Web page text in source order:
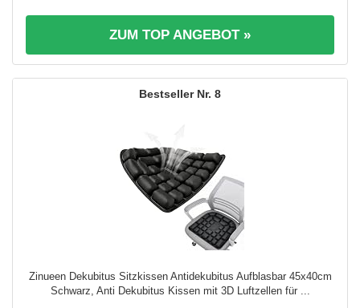
ZUM TOP ANGEBOT »
8
Zinueen Dekubitus Sitzkissen Antidekubitus Aufblasbar 45x40cm
Schwarz, Anti Dekubitus Kissen mit 3D Luftzellen für ...